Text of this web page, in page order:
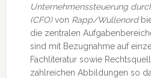
Unternehmenssteuerung
(CFO)von Rapp/Wullenord
die zentralen
sind mit Bezugnahme auf
Fachliteratur sowie
zahlreichen Abbildungen so